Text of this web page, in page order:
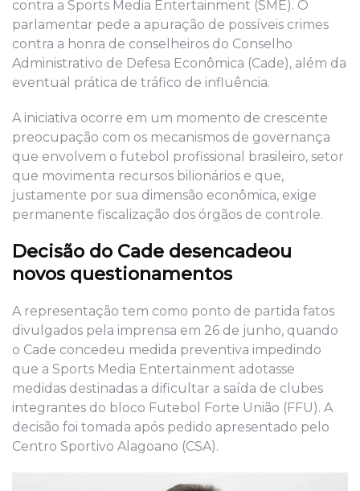
contra a Sports Media Entertainment (SME). O
parlamentar pede a apuração de possíveis crimes
contra a honra de conselheiros do Conselho
Administrativo de Defesa Econômica (Cade), além da
eventual prática de tráfico de influência.
A iniciativa ocorre em um momento de crescente
preocupação com os mecanismos de governança
que envolvem o futebol profissional brasileiro, setor
que movimenta recursos bilionários e que,
justamente por sua dimensão econômica, exige
permanente fiscalização dos órgãos de controle.
Decisão do Cade desencadeou
novos questionamentos
A representação tem como ponto de partida fatos
divulgados pela imprensa em 26 de junho, quando
o Cade concedeu medida preventiva impedindo
que a Sports Media Entertainment adotasse
medidas destinadas a dificultar a saída de clubes
integrantes do bloco Futebol Forte União (FFU). A
decisão foi tomada após pedido apresentado pelo
Centro Sportivo Alagoano (CSA).